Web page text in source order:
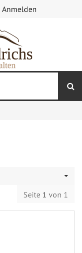
Anmelden
Seite 1 von 1